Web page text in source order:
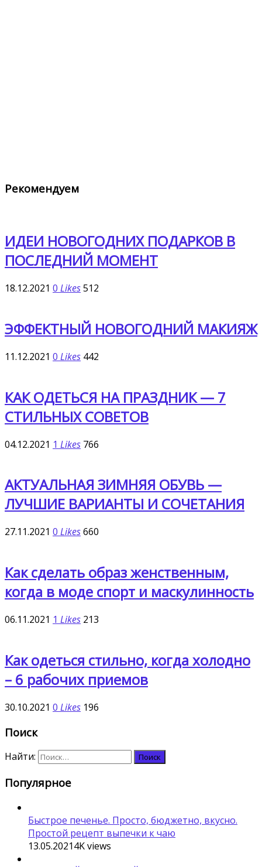
Рекомендуем
ИДЕИ НОВОГОДНИХ ПОДАРКОВ В
ПОСЛЕДНИЙ МОМЕНТ
18.12.2021 0 Likes512
ЭФФЕКТНЫЙ НОВОГОДНИЙ МАКИЯЖ
11.12.2021 0 Likes 442
КАК ОДЕТЬСЯ НА ПРАЗДНИК — 7
СТИЛЬНЫХ СОВЕТОВ
04.12.2021 1 Likes 766
АКТУАЛЬНАЯ ЗИМНЯЯ ОБУВЬ —
ЛУЧШИЕ ВАРИАНТЫ И СОЧЕТАНИЯ
27.11.2021 0 Likes660
Как сделать образ женственным,
когда в моде спорт и маскулинность
06.11.2021 1 Likes 213
Как одеться стильно, когда холодно
– 6 рабочих приемов
30.10.2021 0 Likes 196
Поиск
Найти:
Популярное
Быстрое печенье. Просто, бюджетно, вкусно.
Простой рецепт выпечки к чаю
13.05.20214Kviews